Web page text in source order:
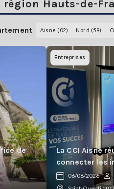
Hauts-de-
Aisne (02) Nord (59)
de
Entreprises
La CCI Aisne
connecter les
06/08/2026